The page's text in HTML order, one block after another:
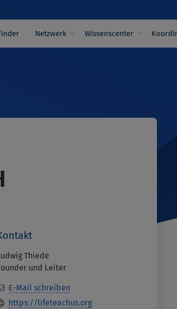
Hauptnavigation
Netzwerk Wissenscenter
Thiede
und Leiter
E-Mail schreiben
https://lifeteachus.org